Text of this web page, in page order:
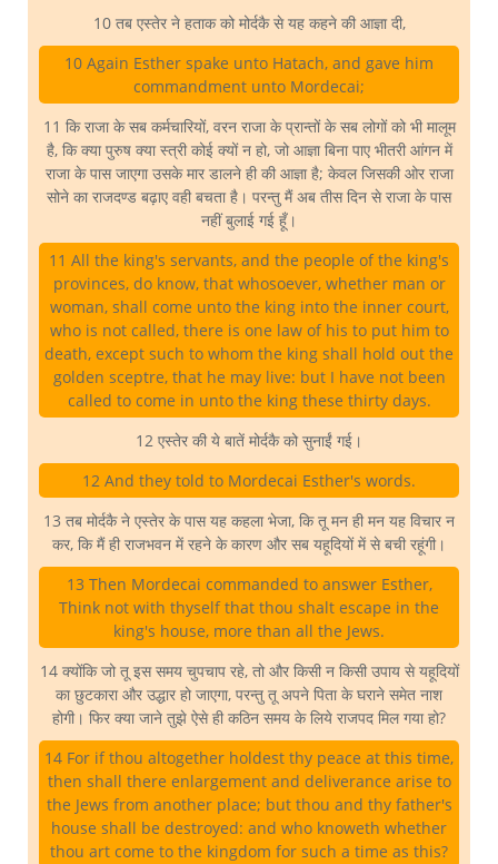
10 तब एस्तेर ने हताक को मोर्दकै से यह कहने की आज्ञा दी,
10 Again Esther spake unto Hatach, and gave him
commandment unto Mordecai;
11 कि राजा के सब कर्मचारियों, वरन राजा के प्रान्तों के सब लोगों को भी मालूम
है, कि क्या पुरुष क्या स्त्री कोई क्यों न हो, जो आज्ञा बिना पाए भीतरी आंगन में
राजा के पास जाएगा उसके मार डालने ही की आज्ञा है; केवल जिसकी ओर राजा
सोने का राजदण्ड बढ़ाए वही बचता है। परन्तु मैं अब तीस दिन से राजा के पास
नहीं बुलाई गई हूँ।
11 All the king's servants, and the people of the king's
provinces, do know, that whosoever, whether man or
woman, shall come unto the king into the inner court,
who is not called, there is one law of his to put him to
death, except such to whom the king shall hold out the
golden sceptre, that he may live: but I have not been
called to come in unto the king these thirty days.
12 एस्तेर की ये बातें मोर्दकै को सुनाईं गई।
12 And they told to Mordecai Esther's words.
13 तब मोर्दकै ने एस्तेर के पास यह कहला भेजा, कि तू मन ही मन यह विचार न
कर, कि मैं ही राजभवन में रहने के कारण और सब यहूदियों में से बची रहूंगी।
13 Then Mordecai commanded to answer Esther,
Think not with thyself that thou shalt escape in the
king's house, more than all the Jews.
14 क्योंकि जो तू इस समय चुपचाप रहे, तो और किसी न किसी उपाय से यहूदियों
का छुटकारा और उद्धार हो जाएगा, परन्तु तू अपने पिता के घराने समेत नाश
होगी। फिर क्या जाने तुझे ऐसे ही कठिन समय के लिये राजपद मिल गया हो?
14 For if thou altogether holdest thy peace at this time,
then shall there enlargement and deliverance arise to
the Jews from another place; but thou and thy father's
house shall be destroyed: and who knoweth whether
thou art come to the kingdom for such a time as this?